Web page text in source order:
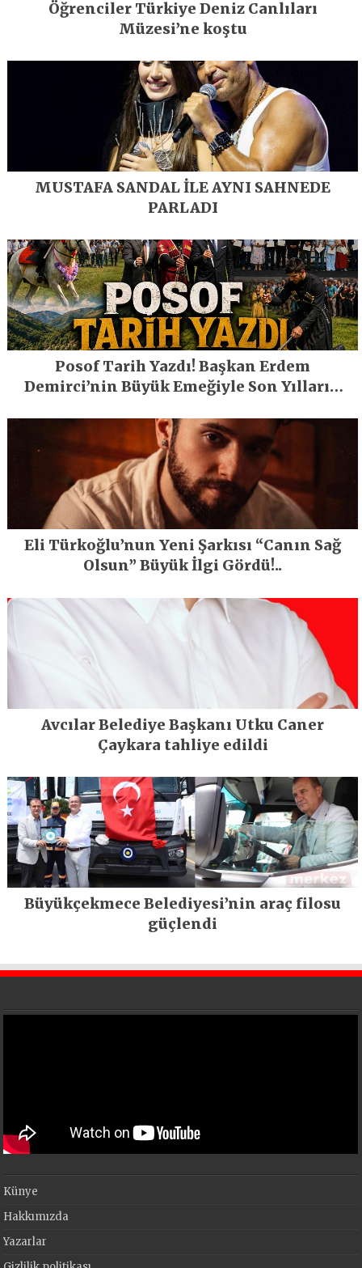
Öğrenciler Türkiye Deniz Canlıları
Müzesi’ne koştu
MUSTAFA SANDAL İLE AYNI SAHNEDE
PARLADI
Posof Tarih Yazdı! Başkan Erdem
Demirci’nin Büyük Emeğiyle Son Yılların
Eli Türkoğlu’nun Yeni Şarkısı “Canın Sağ
Olsun” Büyük İlgi Gördü!..
Avcılar Belediye Başkanı Utku Caner
Çaykara tahliye edildi
Büyükçekmece Belediyesi’nin araç filosu
güçlendi
Künye
Hakkımızda
Yazarlar